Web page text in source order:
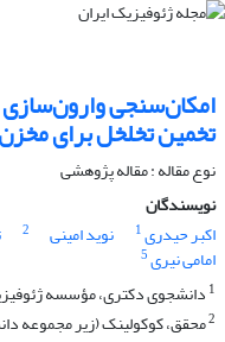
امکان‌سنجی وارون‌سازی
تخمین تخلخل برای
نوع مقاله : مقاله پژوهشی‌
نویسندگان
اکبر حیدری1 نوید امینی 2
امامی نیری5
1 دانشجوی دکتری، مؤسسه
2محقق، کوکولینک (زیر مجموعه